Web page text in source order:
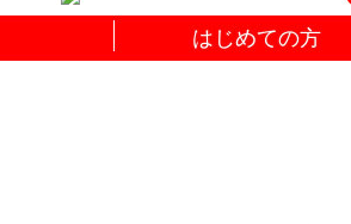
はじめての方